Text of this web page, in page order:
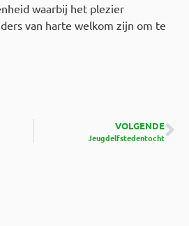
waarbij het plezier
van harte welkom zijn om te
VOLGENDE
Jeugdelfstedentocht